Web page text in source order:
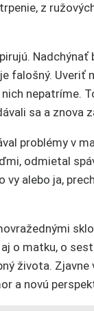
z
Nadchýnať
falošný.
nepatríme.
sa a znova
problémy v
odmietal
vy alebo ja,
o matku, o
života.
a novú